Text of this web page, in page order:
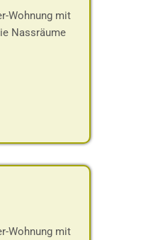
Wohnung mit
Nassräume
Wohnung mit